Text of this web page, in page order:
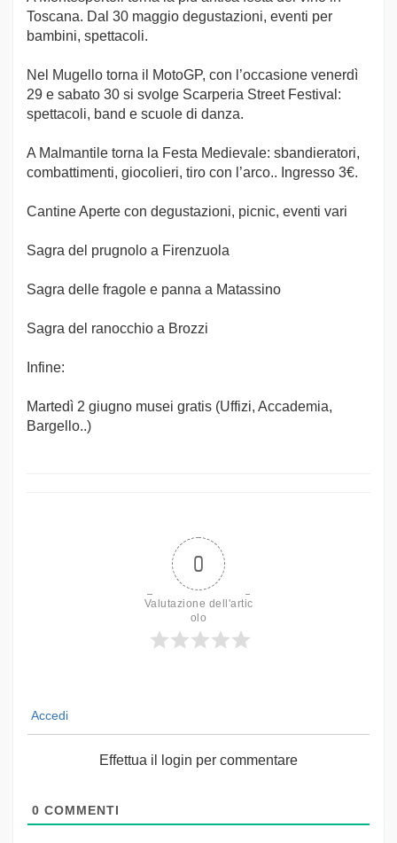
Toscana. Dal 30 maggio degustazioni, eventi per
bambini, spettacoli.
Nel Mugello torna il MotoGP, con l’occasione venerdì
29 e sabato 30 si svolge Scarperia Street Festival:
spettacoli, band e scuole di danza.
A Malmantile torna la Festa Medievale: sbandieratori,
combattimenti, giocolieri, tiro con l’arco.. Ingresso 3€.
Cantine Aperte con degustazioni, picnic, eventi vari
Sagra del prugnolo a Firenzuola
Sagra delle fragole e panna a Matassino
Sagra del ranocchio a Brozzi
Infine:
Martedì 2 giugno musei gratis (Uffizi, Accademia,
Bargello..)
0
Valutazione dell'artic
olo
Accedi
Effettua il login per commentare
0 COMMENTI